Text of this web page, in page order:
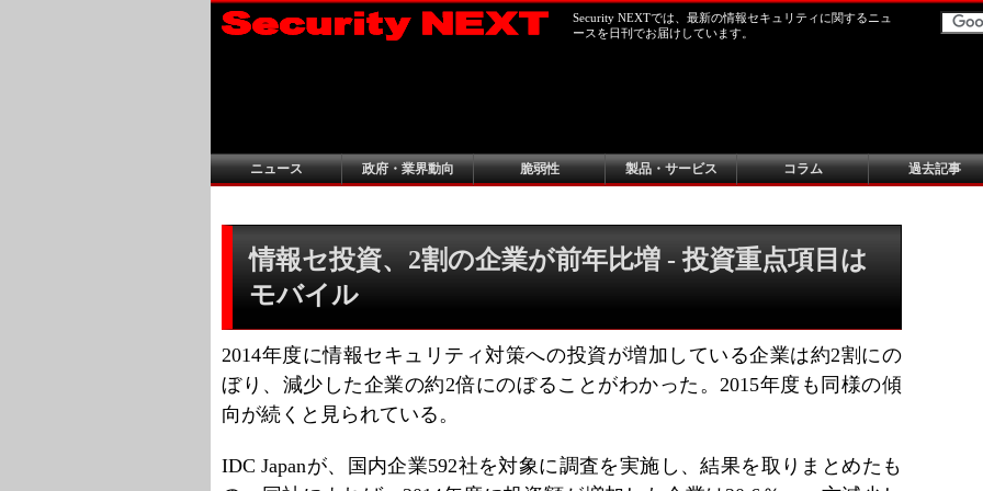
Security NEXTでは、最新の情報セキュリティに関するニュ
ースを日刊でお届けしています。
ニュース 政府・業界動向 脆弱性 製品・サービス コラム 過去記事
情報セ投資、2割の企業が前年比増 - 投資重点項目は
モバイル
2014年度に情報セキュリティ対策への投資が増加している企業は約2割にの
ぼり、減少した企業の約2倍にのぼることがわかった。2015年度も同様の傾
向が続くと見られている。
IDC Japanが、国内企業592社を対象に調査を実施し、結果を取りまとめたも